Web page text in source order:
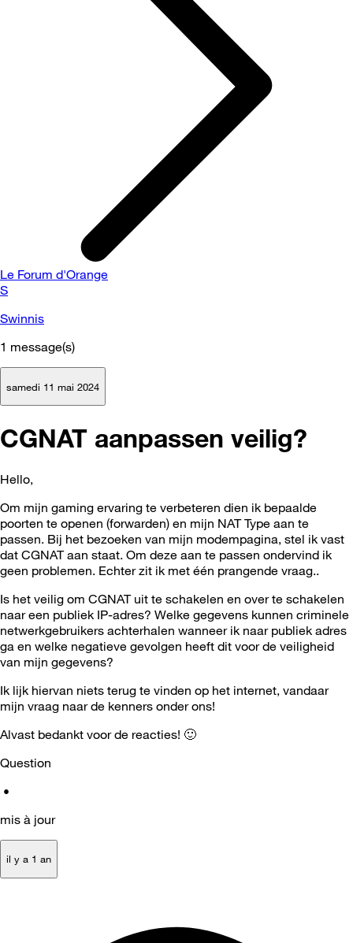
Le Forum d'Orange
S
Swinnis
1 message(s)
samedi 11 mai 2024
CGNAT aanpassen veilig?
Hello,
Om mijn gaming ervaring te verbeteren dien ik bepaalde
poorten te openen (forwarden) en mijn NAT Type aan te
passen. Bij het bezoeken van mijn modempagina, stel ik vast
dat CGNAT aan staat. Om deze aan te passen ondervind ik
geen problemen. Echter zit ik met één prangende vraag..
Is het veilig om CGNAT uit te schakelen en over te schakelen
naar een publiek IP-adres? Welke gegevens kunnen criminele
netwerkgebruikers achterhalen wanneer ik naar publiek adres
ga en welke negatieve gevolgen heeft dit voor de veiligheid
van mijn gegevens?
Ik lijk hiervan niets terug te vinden op het internet, vandaar
mijn vraag naar de kenners onder ons!
Alvast bedankt voor de reacties! 🙂
Question
•
mis à jour
il y a 1 an